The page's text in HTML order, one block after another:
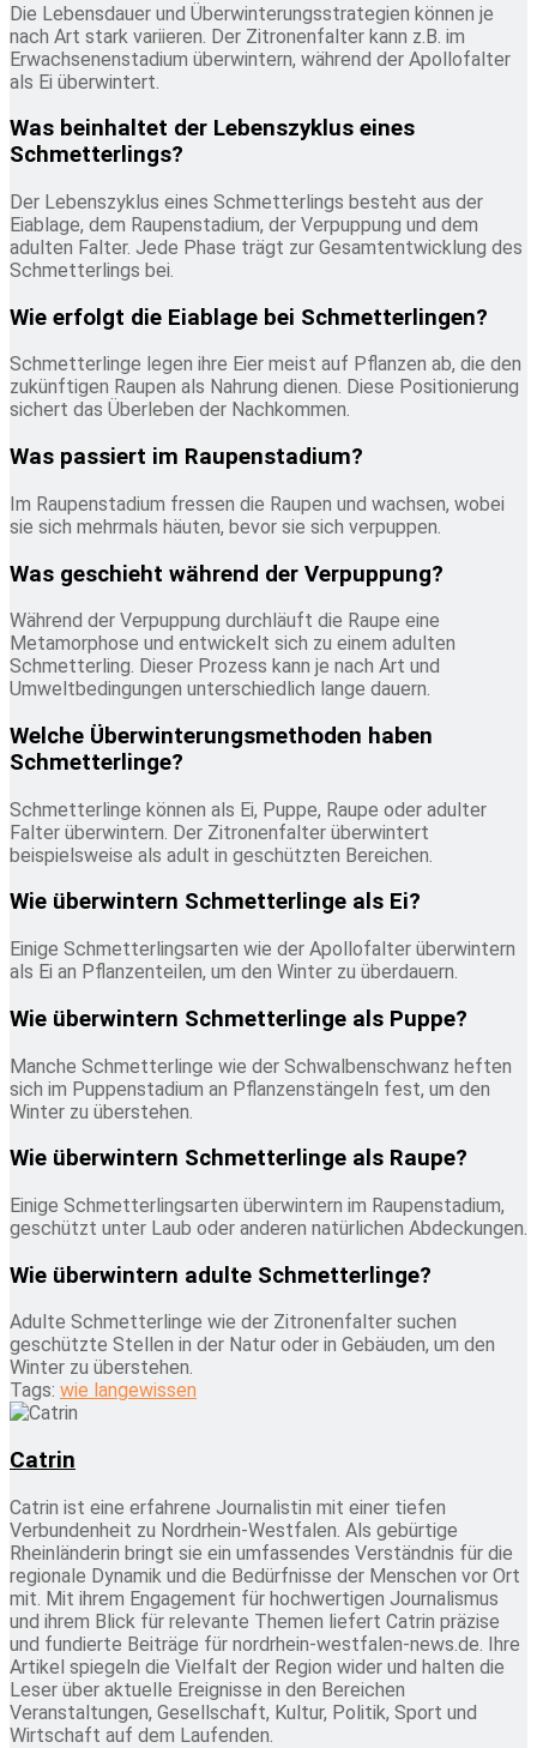
Die Lebensdauer und Überwinterungsstrategien können je
nach Art stark variieren. Der Zitronenfalter kann z.B. im
Erwachsenenstadium überwintern, während der Apollofalter
als Ei überwintert.
Was beinhaltet der Lebenszyklus eines
Schmetterlings?
Der Lebenszyklus eines Schmetterlings besteht aus der
Eiablage, dem Raupenstadium, der Verpuppung und dem
adulten Falter. Jede Phase trägt zur Gesamtentwicklung des
Schmetterlings bei.
Wie erfolgt die Eiablage bei Schmetterlingen?
Schmetterlinge legen ihre Eier meist auf Pflanzen ab, die den
zukünftigen Raupen als Nahrung dienen. Diese Positionierung
sichert das Überleben der Nachkommen.
Was passiert im Raupenstadium?
Im Raupenstadium fressen die Raupen und wachsen, wobei
sie sich mehrmals häuten, bevor sie sich verpuppen.
Was geschieht während der Verpuppung?
Während der Verpuppung durchläuft die Raupe eine
Metamorphose und entwickelt sich zu einem adulten
Schmetterling. Dieser Prozess kann je nach Art und
Umweltbedingungen unterschiedlich lange dauern.
Welche Überwinterungsmethoden haben
Schmetterlinge?
Schmetterlinge können als Ei, Puppe, Raupe oder adulter
Falter überwintern. Der Zitronenfalter überwintert
beispielsweise als adult in geschützten Bereichen.
Wie überwintern Schmetterlinge als Ei?
Einige Schmetterlingsarten wie der Apollofalter überwintern
als Ei an Pflanzenteilen, um den Winter zu überdauern.
Wie überwintern Schmetterlinge als Puppe?
Manche Schmetterlinge wie der Schwalbenschwanz heften
sich im Puppenstadium an Pflanzenstängeln fest, um den
Winter zu überstehen.
Wie überwintern Schmetterlinge als Raupe?
Einige Schmetterlingsarten überwintern im Raupenstadium,
geschützt unter Laub oder anderen natürlichen Abdeckungen.
Wie überwintern adulte Schmetterlinge?
Adulte Schmetterlinge wie der Zitronenfalter suchen
geschützte Stellen in der Natur oder in Gebäuden, um den
Winter zu überstehen.
Tags: wie langewissen
Catrin
Catrin ist eine erfahrene Journalistin mit einer tiefen
Verbundenheit zu Nordrhein-Westfalen. Als gebürtige
Rheinländerin bringt sie ein umfassendes Verständnis für die
regionale Dynamik und die Bedürfnisse der Menschen vor Ort
mit. Mit ihrem Engagement für hochwertigen Journalismus
und ihrem Blick für relevante Themen liefert Catrin präzise
und fundierte Beiträge für nordrhein-westfalen-news.de. Ihre
Artikel spiegeln die Vielfalt der Region wider und halten die
Leser über aktuelle Ereignisse in den Bereichen
Veranstaltungen, Gesellschaft, Kultur, Politik, Sport und
Wirtschaft auf dem Laufenden.